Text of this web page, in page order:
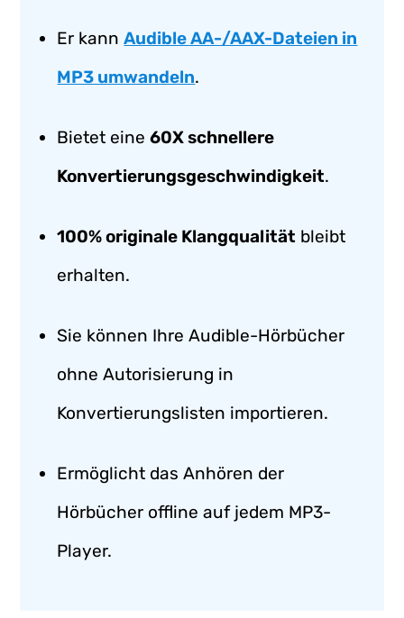
Er kannAudible AA-/AAX-Dateien in
MP3 umwandeln.
Bietet eine60X schnellere
Konvertierungsgeschwindigkeit.
100% originale Klangqualität bleibt
erhalten.
Sie können Ihre Audible-Hörbücher
ohne Autorisierung in
Konvertierungslisten importieren.
Ermöglicht das Anhören der
Hörbücher offline auf jedem MP3-
Player.